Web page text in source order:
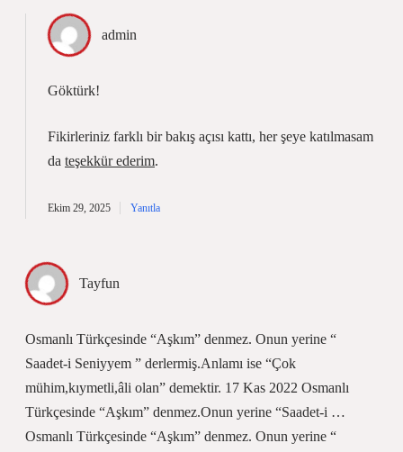
admin
Göktürk!
Fikirleriniz farklı bir bakış açısı kattı, her şeye katılmasam
da teşekkür ederim.
Ekim 29, 2025 Yanıtla
Tayfun
Osmanlı Türkçesinde “Aşkım” denmez. Onun yerine “
Saadet-i Seniyyem ” derlermiş.Anlamı ise “Çok
mühim,kıymetli,âli olan” demektir. 17 Kas 2022 Osmanlı
Türkçesinde “Aşkım” denmez.Onun yerine “Saadet-i …
Osmanlı Türkçesinde “Aşkım” denmez. Onun yerine “